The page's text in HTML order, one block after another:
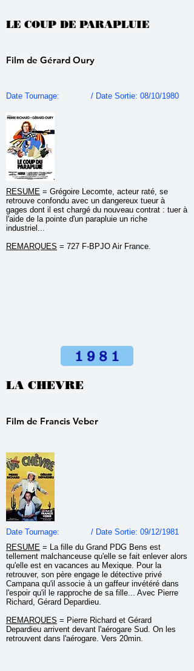
LE COUP DE PARAPLUIE
Film de Gérard Oury
Date Tournage: / Date Sortie: 08/10/1980
RESUME = Grégoire Lecomte, acteur raté, se
retrouve confondu avec un dangereux tueur à
gages dont il est chargé du nouveau contrat : tuer à
l'aide de la pointe d'un parapluie un riche
industriel...
REMARQUES = 727 F-BPJO Air France.
1 9 8 1
LA CHEVRE
Film de Francis Veber
Date Tournage: / Date Sortie: 09/12/1981
RESUME = La fille du Grand PDG Bens est
tellement malchanceuse qu'elle se fait enlever alors
qu'elle est en vacances au Mexique. Pour la
retrouver, son père engage le détective privé
Campana qu'il associe à un gaffeur invétéré dans
l'espoir qu'il le rapproche de sa fille... Avec Pierre
Richard, Gérard Depardieu.
REMARQUES = Pierre Richard et Gérard
Depardieu arrivent devant l'aérogare Sud. On les
retrouvent dans l'aérogare. Vers 20min.